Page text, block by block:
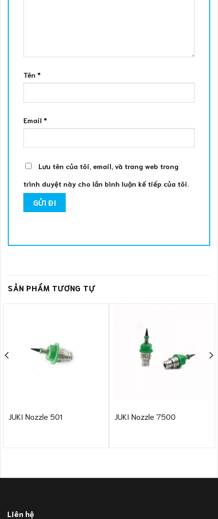
Tên *
Email *
Lưu tên của tôi, email, và trang web trong
trình duyệt này cho lần bình luận kế tiếp của tôi.
SẢN PHẨM TƯƠNG TỰ
JUKI Nozzle 501 JUKI Nozzle 7500
Liên hệ